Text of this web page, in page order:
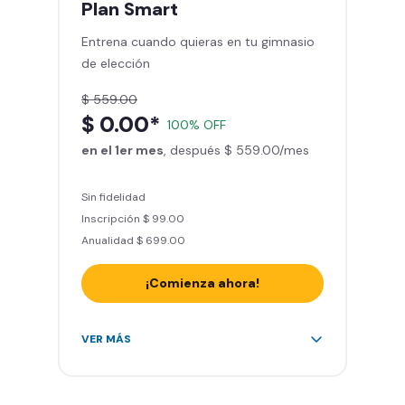
Sillones de masaje
Smart Fit App - Tu plan de
entrenamiento personalizado
Smart Fit GO (entrenamientos en
línea) en la app
Acceso a todas las áreas de peso
Plan Smart
Entrena cuando quieras en tu gimnasio
de elección
$ 559.00
$ 0.00* 100% OFF
en el 1er mes , después $ 559.00/mes
Sin fidelidad
Inscripción $ 99.00
Anualidad $ 699.00
¡Comienza ahora!
Acceso ilimitado a + 2.000
VER MÁS